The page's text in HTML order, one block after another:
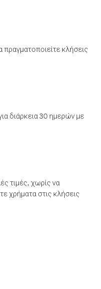
κλήσεις
διάρκεια 30 ημερών με
τιμές, χωρίς να
χρήματα στις κλήσεις